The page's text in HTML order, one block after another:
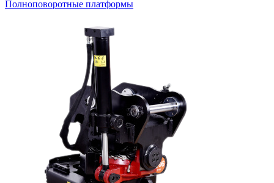
Полноповоротные платформы